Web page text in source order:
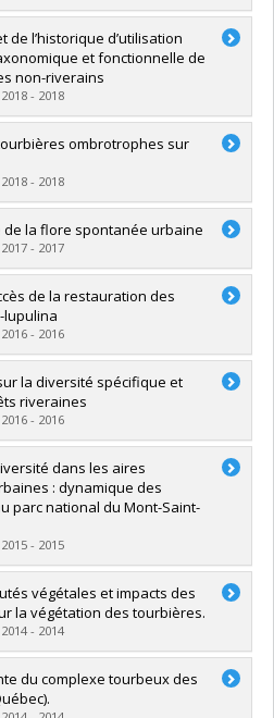
Papyrus
de l’historique d’utilisation
et fonctionnelle de
non-riverains
- 2018
Papyrus
ombrotrophes sur
- 2018
Papyrus
la flore spontanée urbaine
- 2017
Papyrus
de la restauration des
lupulina
- 2016
Papyrus
la diversité spécifique et
riveraines
- 2016
Papyrus
dans les aires
: dynamique des
parc national du Mont-Saint-
- 2015
Pierre
Papyrus
végétales et impacts des
la végétation des tourbières.
- 2014
du complexe tourbeux des